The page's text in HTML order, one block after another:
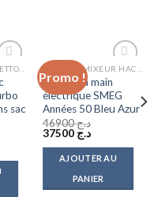
to
sac
Promo !
Add to
wishlist
Batteur à main
électrique SMEG
Années 50 Bleu Azur
د.ج46900
Le
initial
était :
د.ج 46900.
د.ج 37500
Le
actuel
est :
AJOUTER AU
PANIER